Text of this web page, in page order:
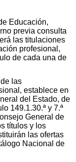
Educación,
previa consulta
las titulaciones
profesional,
de cada una de
las
establece en
del Estado, de
149.1.30.ª y 7.ª
General de
títulos y los
las ofertas
Nacional de